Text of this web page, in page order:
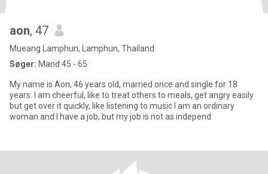
aon, 47
Mueang Lamphun, Lamphun, Thailand
Søger: Mand 45 - 65
My name is Aon, 46 years old, married once and single for 18
years. I am cheerful, like to treat others to meals, get angry easily
but get over it quickly, like listening to music I am an ordinary
woman and I have a job, but my job is not as independ